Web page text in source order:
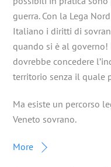
guerra. Con la Lega
Italiano i diritti di
quando si è al governo!
dovrebbe concedere
territorio senza il quale
Ma esiste un percorso
Veneto sovrano.
More